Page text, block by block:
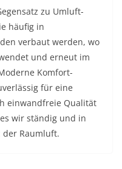
zu Umluft-
häufig in
verbaut werden, wo
und erneut im
Komfort-
für eine
einwandfreie Qualität
wir ständig und in
der Raumluft.